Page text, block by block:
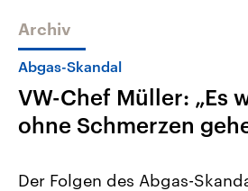
Themen
Archiv
Abgas-Skandal
VW-Chef Müller: „Es
ohne Schmerzen
Der Folgen des Abgas-